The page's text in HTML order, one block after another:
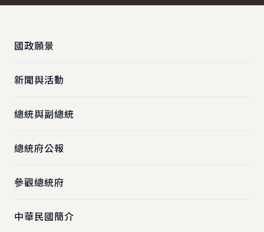
國政願景
新聞與活動
總統與副總統
總統府公報
參觀總統府
中華民國簡介